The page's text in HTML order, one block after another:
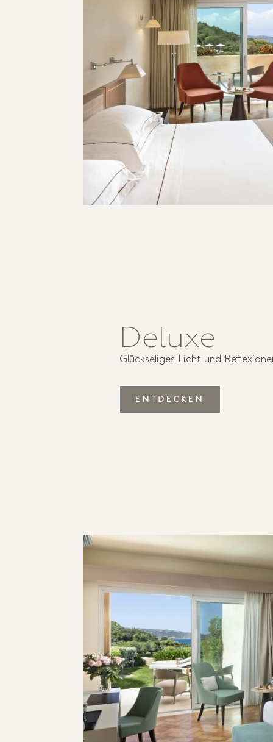
Deluxe
Glückseliges Licht und
ENTDECKEN